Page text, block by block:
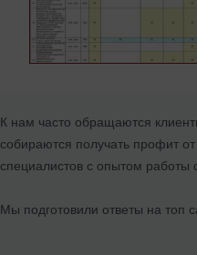
К нам часто обращаются
собираются получать профит
специалистов с опытом работы
Мы подготовили ответы на топ